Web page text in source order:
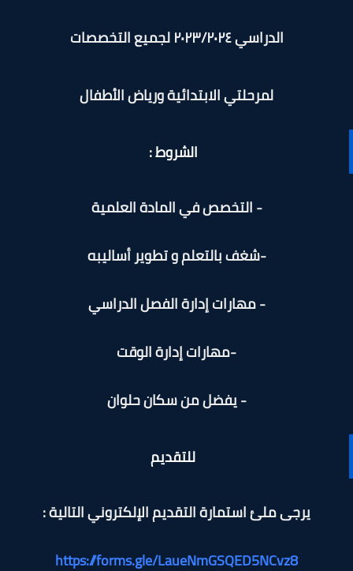
الدراسي ٢٠٢٣/٢٠٢٤
لجميع التخصصات
لمرحلتي الابتدائية ورياض الأطفال
الشروط :
- التخصص في المادة العلمية
-شغف بالتعلم و تطوير أساليبه
- مهارات إدارة الفصل الدراسي
-مهارات إدارة الوقت
- يفضل من سكان حلوان
للتقديم
يرجى ملئ استمارة التقديم الإلكتروني التالية :
https://forms.gle/LaueNmGSQED5NCvz8